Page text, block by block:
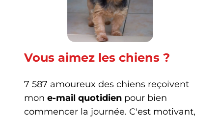
Vous aimez les chiens ?
7 587 amoureux des chiens reçoivent
mon e-mail quotidien pour bien
commencer la journée. C'est motivant,